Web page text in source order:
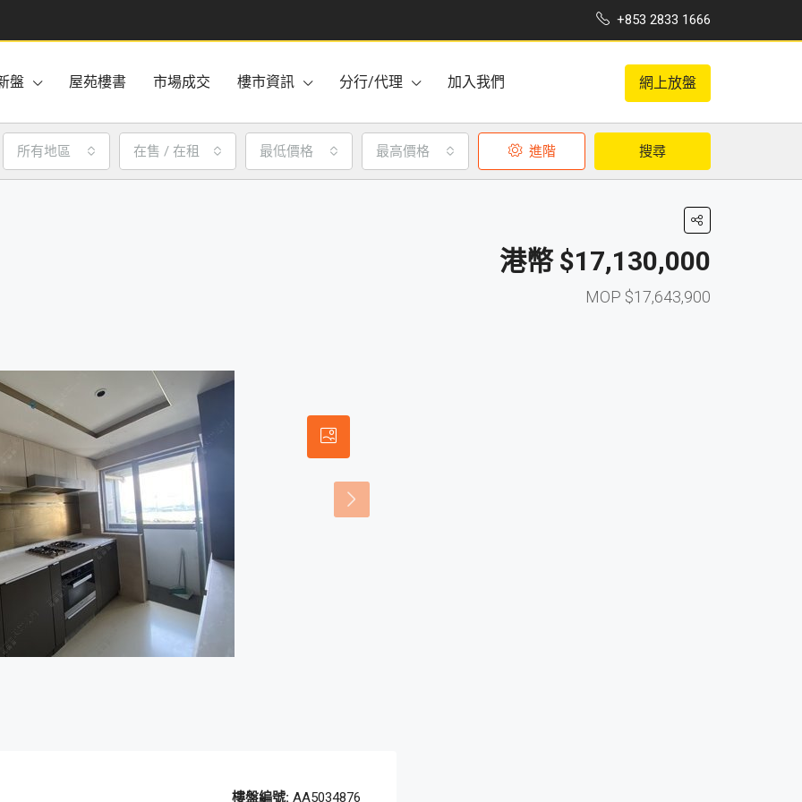
+853 2833 1666
盤 屋苑樓書 市場成交 樓市資訊 分行/代理 加入我們 網上放盤
所有地區 在售 / 在租 最低價格 最高價格 進階 搜尋
$17,130,000
$17,643,900
樓盤編號: AA5034876